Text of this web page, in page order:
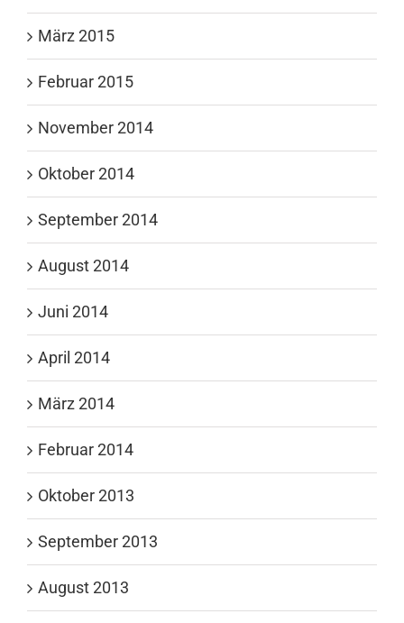
März 2015
Februar 2015
November 2014
Oktober 2014
September 2014
August 2014
Juni 2014
April 2014
März 2014
Februar 2014
Oktober 2013
September 2013
August 2013